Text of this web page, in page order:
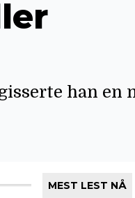
han en
MEST LEST NÅ